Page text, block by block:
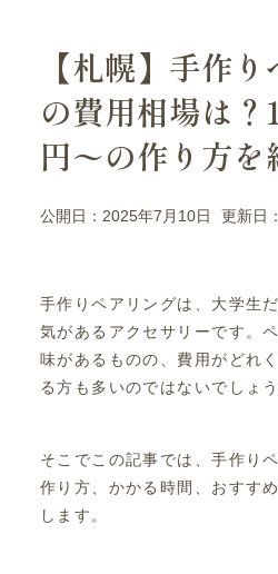
【札幌】手作
の費用相場は？
円〜の作り方を
公開日：2025年7月10日 更新日
手作りペアリングは、大学生
気があるアクセサリーです。
味があるものの、費用がどれ
る方も多いのではないでしょう
そこでこの記事では、手作り
作り方、かかる時間、おすす
します。